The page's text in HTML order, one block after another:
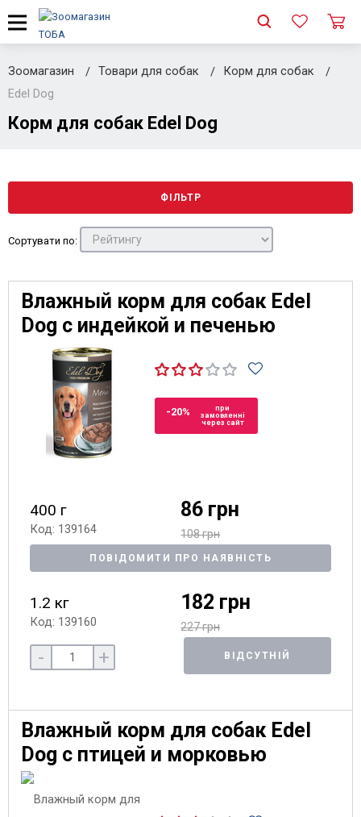
Зоомагазин Товари для собак
Корм для собак
Edel Dog
Корм для собак Edel Dog
ФІЛЬТР
Сортувати по:
Влажный корм для собак Edel
Dog с индейкой и печенью
-20%
при
замовленні
через сайт
400 г
Код: 139164
86 грн
108 грн
ПОВІДОМИТИ ПРО НАЯВНІСТЬ
1.2 кг
Код: 139160
182 грн
227 грн
- + ВІДСУТНІЙ
Влажный корм для собак Edel
Dog с птицей и морковью